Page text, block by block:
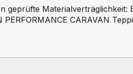
geprüfte Materialverträglichkeit:
CARAVAN